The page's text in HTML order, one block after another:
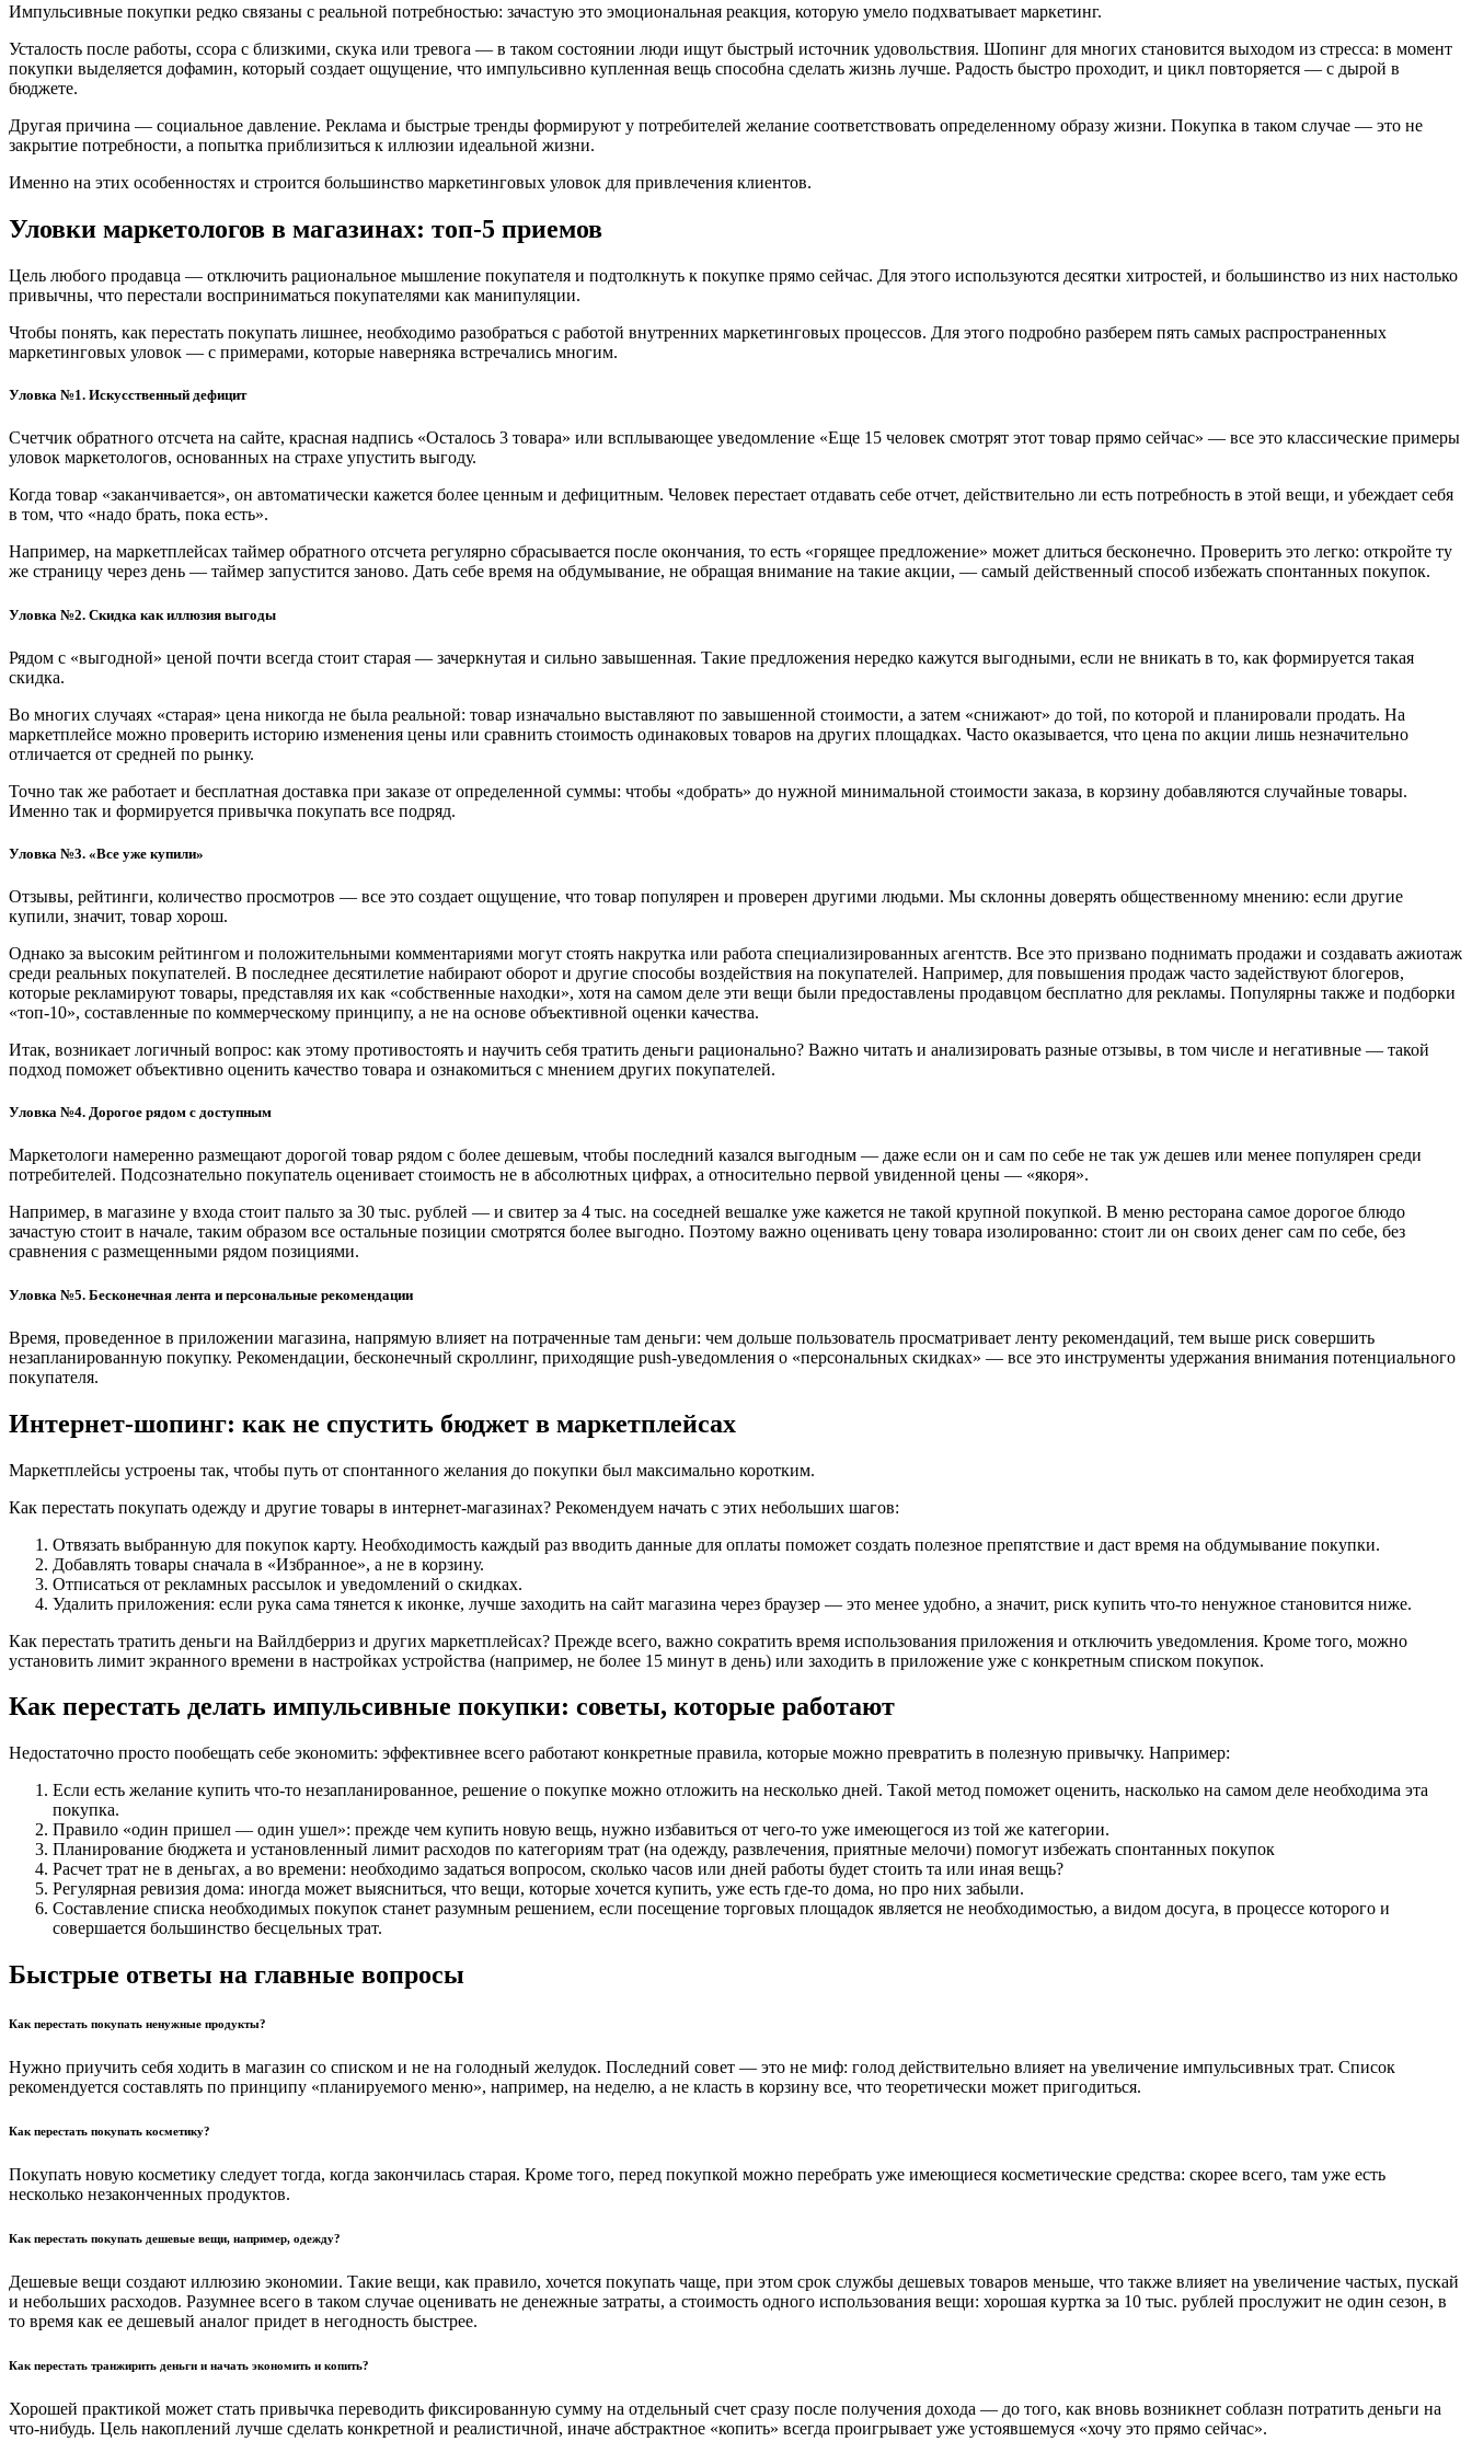
Импульсивные покупки редко связаны с реальной потребностью: зачастую это эмоциональная реакция, которую умело подхватывает маркетинг.
Усталость после работы, ссора с близкими, скука или тревога — в таком состоянии люди ищут быстрый источник удовольствия. Шопинг для многих становится выходом из стресса: в момент
покупки выделяется дофамин, который создает ощущение, что импульсивно купленная вещь способна сделать жизнь лучше. Радость быстро проходит, и цикл повторяется — с дырой в
бюджете.
Другая причина — социальное давление. Реклама и быстрые тренды формируют у потребителей желание соответствовать определенному образу жизни. Покупка в таком случае — это не
закрытие потребности, а попытка приблизиться к иллюзии идеальной жизни.
Именно на этих особенностях и строится большинство маркетинговых уловок для привлечения клиентов.
Уловки маркетологов в магазинах: топ-5 приемов
Цель любого продавца — отключить рациональное мышление покупателя и подтолкнуть к покупке прямо сейчас. Для этого используются десятки хитростей, и большинство из них настолько
привычны, что перестали восприниматься покупателями как манипуляции.
Чтобы понять, как перестать покупать лишнее, необходимо разобраться с работой внутренних маркетинговых процессов. Для этого подробно разберем пять самых распространенных
маркетинговых уловок — с примерами, которые наверняка встречались многим.
Уловка №1. Искусственный дефицит
Счетчик обратного отсчета на сайте, красная надпись «Осталось 3 товара» или всплывающее уведомление «Еще 15 человек смотрят этот товар прямо сейчас» — все это классические примеры
уловок маркетологов, основанных на страхе упустить выгоду.
Когда товар «заканчивается», он автоматически кажется более ценным и дефицитным. Человек перестает отдавать себе отчет, действительно ли есть потребность в этой вещи, и убеждает себя
в том, что «надо брать, пока есть».
Например, на маркетплейсах таймер обратного отсчета регулярно сбрасывается после окончания, то есть «горящее предложение» может длиться бесконечно. Проверить это легко: откройте ту
же страницу через день — таймер запустится заново. Дать себе время на обдумывание, не обращая внимание на такие акции, — самый действенный способ избежать спонтанных покупок.
Уловка №2. Скидка как иллюзия выгоды
Рядом с «выгодной» ценой почти всегда стоит старая — зачеркнутая и сильно завышенная. Такие предложения нередко кажутся выгодными, если не вникать в то, как формируется такая
скидка.
Во многих случаях «старая» цена никогда не была реальной: товар изначально выставляют по завышенной стоимости, а затем «снижают» до той, по которой и планировали продать. На
маркетплейсе можно проверить историю изменения цены или сравнить стоимость одинаковых товаров на других площадках. Часто оказывается, что цена по акции лишь незначительно
отличается от средней по рынку.
Точно так же работает и бесплатная доставка при заказе от определенной суммы: чтобы «добрать» до нужной минимальной стоимости заказа, в корзину добавляются случайные товары.
Именно так и формируется привычка покупать все подряд.
Уловка №3. «Все уже купили»
Отзывы, рейтинги, количество просмотров — все это создает ощущение, что товар популярен и проверен другими людьми. Мы склонны доверять общественному мнению: если другие
купили, значит, товар хорош.
Однако за высоким рейтингом и положительными комментариями могут стоять накрутка или работа специализированных агентств. Все это призвано поднимать продажи и создавать ажиотаж
среди реальных покупателей. В последнее десятилетие набирают оборот и другие способы воздействия на покупателей. Например, для повышения продаж часто задействуют блогеров,
которые рекламируют товары, представляя их как «собственные находки», хотя на самом деле эти вещи были предоставлены продавцом бесплатно для рекламы. Популярны также и подборки
«топ-10», составленные по коммерческому принципу, а не на основе объективной оценки качества.
Итак, возникает логичный вопрос: как этому противостоять и научить себя тратить деньги рационально? Важно читать и анализировать разные отзывы, в том числе и негативные — такой
подход поможет объективно оценить качество товара и ознакомиться с мнением других покупателей.
Уловка №4. Дорогое рядом с доступным
Маркетологи намеренно размещают дорогой товар рядом с более дешевым, чтобы последний казался выгодным — даже если он и сам по себе не так уж дешев или менее популярен среди
потребителей. Подсознательно покупатель оценивает стоимость не в абсолютных цифрах, а относительно первой увиденной цены — «якоря».
Например, в магазине у входа стоит пальто за 30 тыс. рублей — и свитер за 4 тыс. на соседней вешалке уже кажется не такой крупной покупкой. В меню ресторана самое дорогое блюдо
зачастую стоит в начале, таким образом все остальные позиции смотрятся более выгодно. Поэтому важно оценивать цену товара изолированно: стоит ли он своих денег сам по себе, без
сравнения с размещенными рядом позициями.
Уловка №5. Бесконечная лента и персональные рекомендации
Время, проведенное в приложении магазина, напрямую влияет на потраченные там деньги: чем дольше пользователь просматривает ленту рекомендаций, тем выше риск совершить
незапланированную покупку. Рекомендации, бесконечный скроллинг, приходящие push-уведомления о «персональных скидках» — все это инструменты удержания внимания потенциального
покупателя.
Интернет-шопинг: как не спустить бюджет в маркетплейсах
Маркетплейсы устроены так, чтобы путь от спонтанного желания до покупки был максимально коротким.
Как перестать покупать одежду и другие товары в интернет-магазинах? Рекомендуем начать с этих небольших шагов:
Отвязать выбранную для покупок карту. Необходимость каждый раз вводить данные для оплаты поможет создать полезное препятствие и даст время на обдумывание покупки.
Добавлять товары сначала в «Избранное», а не в корзину.
Отписаться от рекламных рассылок и уведомлений о скидках.
Удалить приложения: если рука сама тянется к иконке, лучше заходить на сайт магазина через браузер — это менее удобно, а значит, риск купить что-то ненужное становится ниже.
Как перестать тратить деньги на Вайлдберриз и других маркетплейсах? Прежде всего, важно сократить время использования приложения и отключить уведомления. Кроме того, можно
установить лимит экранного времени в настройках устройства (например, не более 15 минут в день) или заходить в приложение уже с конкретным списком покупок.
Как перестать делать импульсивные покупки: советы, которые работают
Недостаточно просто пообещать себе экономить: эффективнее всего работают конкретные правила, которые можно превратить в полезную привычку. Например:
Если есть желание купить что-то незапланированное, решение о покупке можно отложить на несколько дней. Такой метод поможет оценить, насколько на самом деле необходима эта
покупка.
Правило «один пришел — один ушел»: прежде чем купить новую вещь, нужно избавиться от чего-то уже имеющегося из той же категории.
Планирование бюджета и установленный лимит расходов по категориям трат (на одежду, развлечения, приятные мелочи) помогут избежать спонтанных покупок
Расчет трат не в деньгах, а во времени: необходимо задаться вопросом, сколько часов или дней работы будет стоить та или иная вещь?
Регулярная ревизия дома: иногда может выясниться, что вещи, которые хочется купить, уже есть где-то дома, но про них забыли.
Составление списка необходимых покупок станет разумным решением, если посещение торговых площадок является не необходимостью, а видом досуга, в процессе которого и
совершается большинство бесцельных трат.
Быстрые ответы на главные вопросы
Как перестать покупать ненужные продукты?
Нужно приучить себя ходить в магазин со списком и не на голодный желудок. Последний совет — это не миф: голод действительно влияет на увеличение импульсивных трат. Список
рекомендуется составлять по принципу «планируемого меню», например, на неделю, а не класть в корзину все, что теоретически может пригодиться.
Как перестать покупать косметику?
Покупать новую косметику следует тогда, когда закончилась старая. Кроме того, перед покупкой можно перебрать уже имеющиеся косметические средства: скорее всего, там уже есть
несколько незаконченных продуктов.
Как перестать покупать дешевые вещи, например, одежду?
Дешевые вещи создают иллюзию экономии. Такие вещи, как правило, хочется покупать чаще, при этом срок службы дешевых товаров меньше, что также влияет на увеличение частых, пускай
и небольших расходов. Разумнее всего в таком случае оценивать не денежные затраты, а стоимость одного использования вещи: хорошая куртка за 10 тыс. рублей прослужит не один сезон, в
то время как ее дешевый аналог придет в негодность быстрее.
Как перестать транжирить деньги и начать экономить и копить?
Хорошей практикой может стать привычка переводить фиксированную сумму на отдельный счет сразу после получения дохода — до того, как вновь возникнет соблазн потратить деньги на
что-нибудь. Цель накоплений лучше сделать конкретной и реалистичной, иначе абстрактное «копить» всегда проигрывает уже устоявшемуся «хочу это прямо сейчас».